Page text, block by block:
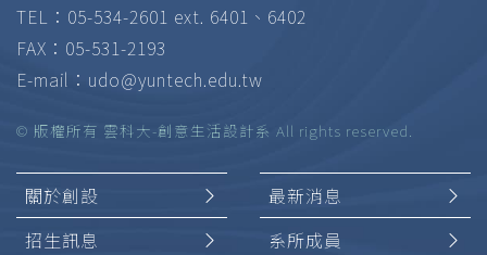
TEL：05-534-2601 ext. 6401、6402
FAX：05-531-2193
E-mail： udo@yuntech.edu.tw
© 版權所有 雲科大-創意生活設計系 All rights reserved.
關於創設
最新消息
招生訊息
系所成員